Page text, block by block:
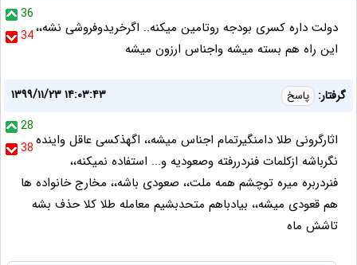
36
34دولت داره کسری بودجه روتامین میکنه.. اگرخریدوفروشی نشه،،
این راه هم بسته میشه واجناس ارزون میشه
گرفتار: پاسخ
۱۳۹۹/۱۱/۲۳ ۱۴:۰۳:۴۳
28
38اثارگرونی طلا دامنگیرتمام اجناس میشه،، اگهذکسی عاقل واینده
نگرباشه ازکلمات فنردررفته وصعودیه و... استفاده نمیکنه،،
فنردربره میره توچشم همه ملت،، صعودی باشه،، مخارج خانواده ها
هم قعودی میشه،، بیادباهم متحدبشیم معامله طلا کلا حذف بشه
تاشش ماه